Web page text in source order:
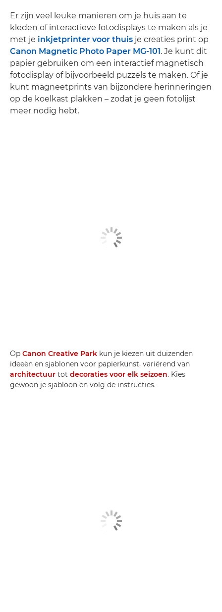
Er zijn veel leuke manieren om je huis aan te
kleden of interactieve fotodisplays te maken als je
met je inkjetprinter voor thuis je creaties print op
Canon Magnetic Photo Paper MG-101. Je kunt dit
papier gebruiken om een interactief magnetisch
fotodisplay of bijvoorbeeld puzzels te maken. Of je
kunt magneetprints van bijzondere herinneringen
op de koelkast plakken – zodat je geen fotolijst
meer nodig hebt.
Op Canon Creative Park kun je kiezen uit duizenden
ideeën en sjablonen voor papierkunst, variërend van
architectuur tot decoraties voor elk seizoen. Kies
gewoon je sjabloon en volg de instructies.